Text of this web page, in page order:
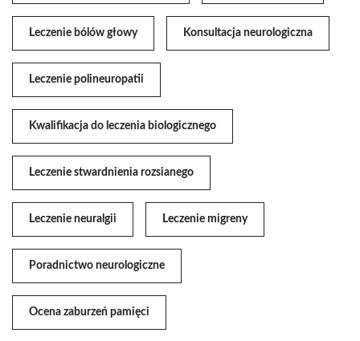
Leczenie bólów głowy Konsultacja neurologiczna
Leczenie polineuropatii
Kwalifikacja do leczenia biologicznego
Leczenie stwardnienia rozsianego
Leczenie neuralgii Leczenie migreny
Poradnictwo neurologiczne
Ocena zaburzeń pamięci